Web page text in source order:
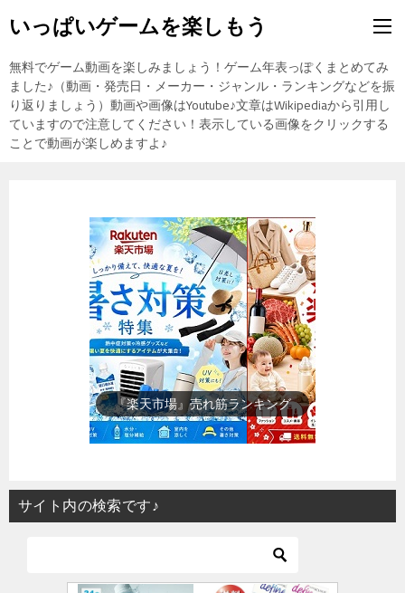
いっぱいゲームを楽しもう
無料でゲーム動画を楽しみましょう！ゲーム年表っぽくまとめてみ
ました♪（動画・発売日・メーカー・ジャンル・ランキングなどを振
り返りましょう）動画や画像はYoutube♪文章はWikipediaから引用し
ていますので注意してください！表示している画像をクリックする
ことで動画が楽しめますよ♪
『楽天市場』売れ筋ランキング
サイト内の検索です♪